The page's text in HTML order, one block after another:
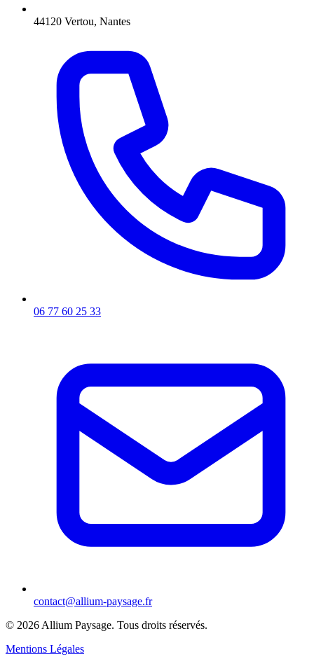
44120 Vertou, Nantes
06 77 60 25 33
contact@allium-paysage.fr
© 2026 Allium Paysage. Tous droits réservés.
Mentions Légales